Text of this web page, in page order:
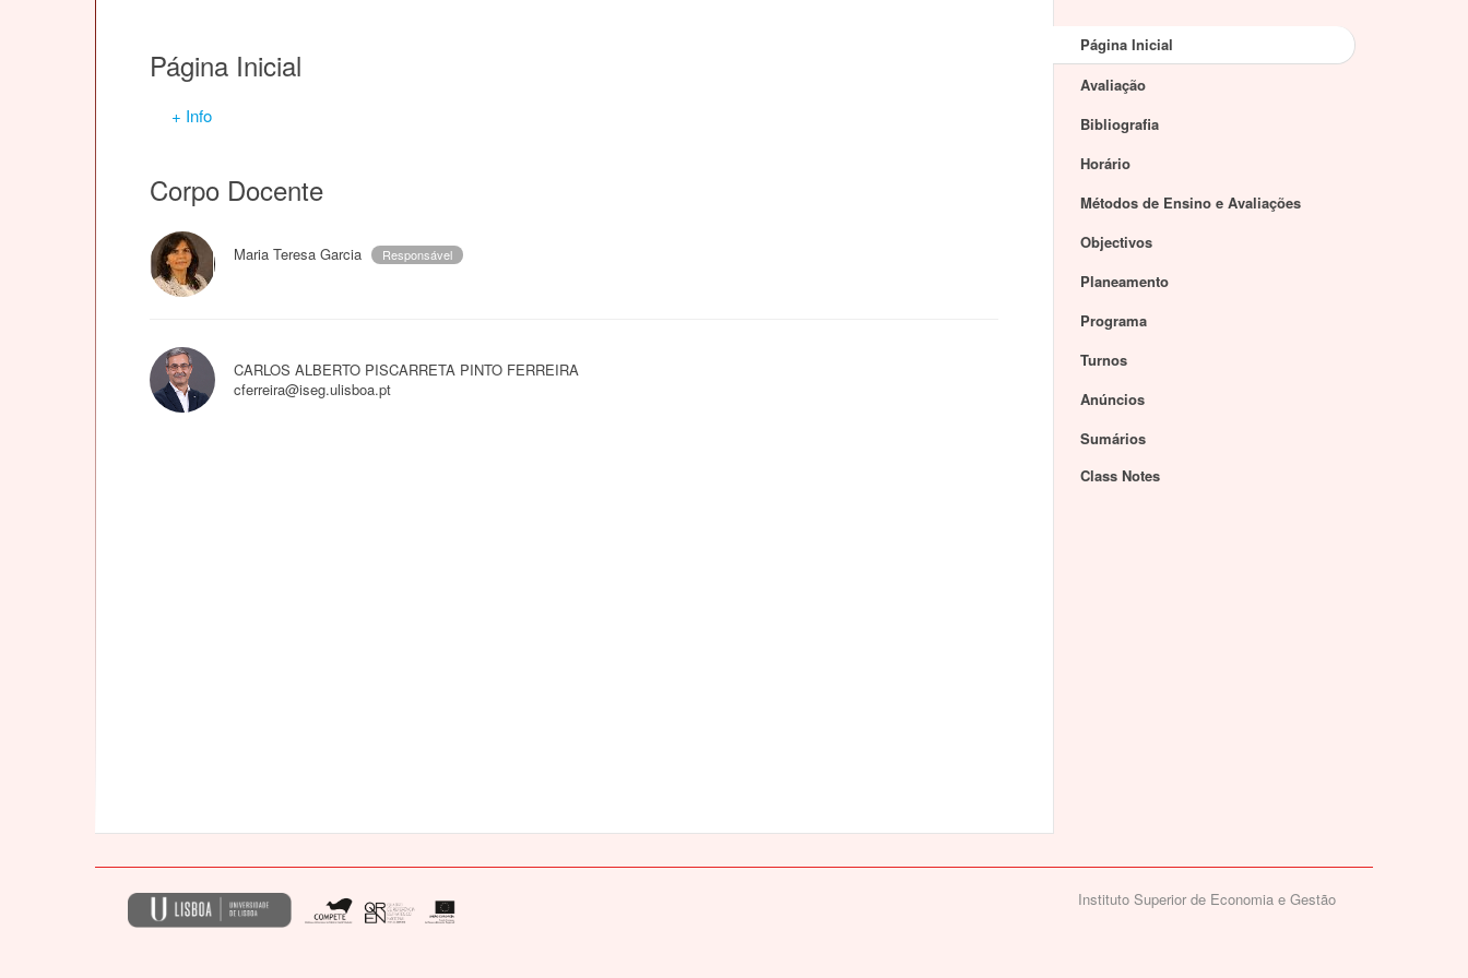
Página Inicial
+ Info
Corpo Docente
Maria Teresa Garcia Responsável
CARLOS ALBERTO PISCARRETA PINTO FERREIRA
cferreira@iseg.ulisboa.pt
Página Inicial
Avaliação
Bibliografia
Horário
Métodos de Ensino e Avaliações
Objectivos
Planeamento
Programa
Turnos
Anúncios
Sumários
Class Notes
Instituto Superior de Economia e Gestão